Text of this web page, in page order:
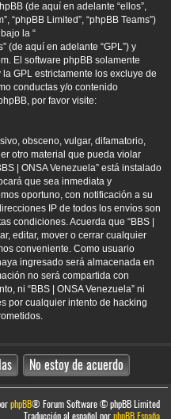
(de aquí en adelante “ellos”,
“phpBB Limited”, “phpBB Teams”)
la “
” (de aquí en adelante “GPL”) y
. El software phpBB solamente
GPL estrictamente los excluye de
conductas y/o contenido
por favor visite:
obsceno, vulgar, difamatorio,
otro material que pueda violar
| ONSA Venezuela” está instalado
que sea inmediata y
oportuno, con notificación a su
IP de todos los envíos son
condiciones. Acuerda que “BBS |
editar, mover o cerrar cualquier
conveniente. Como usuario
ingresado será almacenada en
no será compartida con
ni “BBS | ONSA Venezuela” ni
por cualquier intento de hacking
phpBB® Forum Software © phpBB Limited
Traducción al español porphpBB España